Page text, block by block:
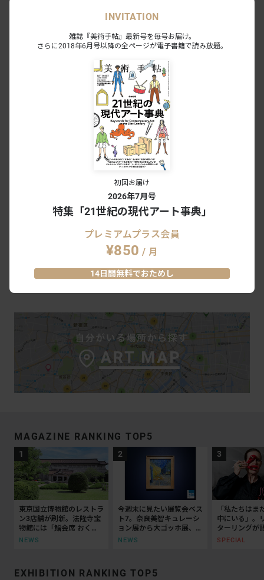
平子雄一キュレーションする初のグル
ープ展。「In search of others」が
KOTARO NUKAGAで開催へ
NEWS
アーティストはいかに困難を乗り越
え、健康と向き合うのか？ 平子雄一に
聞く作品の思想と身体
自然に対する価値観の変容に着目。平
NUKAGAで開催
NEWS
MAGAZINE RANKING TOP5
東京国立博物館のレストラ
ン3店舗が刷新。法隆寺宝
物館には「鮨会席 おく
乃」がオープン
NEWS
今週末に見たい展覧会ベス
ト7。奈良美智キュレーシ
ョン展から大ゴッホ展、ボ
ッティチェリまで
NEWS
「私たちはま
中にいる」。
ターリングが
抵抗の50年
SPECIAL
EXHIBITION RANKING TOP5
INVITATION
雑誌『美術手帖』最新号を毎号お届け。
さらに2018年6月号以降の全ページが電子書籍で読み放題。
初回お届け
2026年7月号
特集「21世紀の現代アート事典」
プレミアムプラス会員
¥850 / 月
14日間無料でおためし